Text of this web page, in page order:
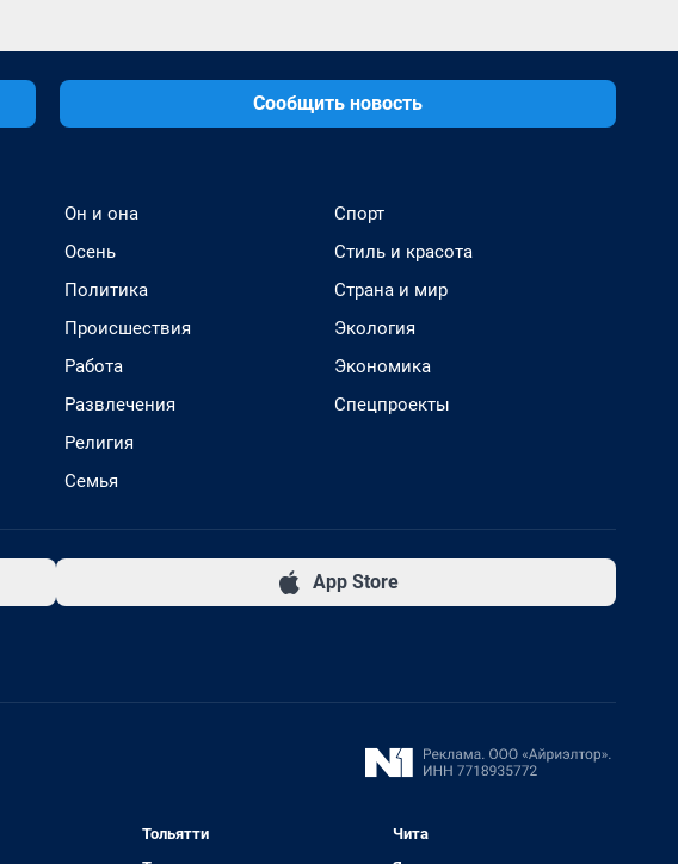
Сообщить новость
Он и она
Осень
Политика
Происшествия
Работа
Развлечения
Религия
Семья
Спорт
Стиль и красота
Страна и мир
Экология
Экономика
Спецпроекты
App Store
Тольятти
Чита